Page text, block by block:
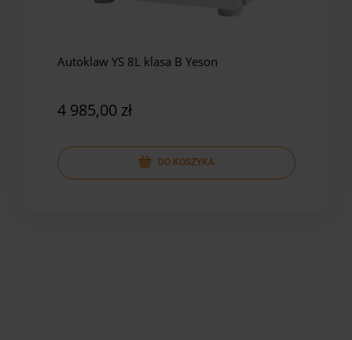
Autoklaw YS 8L klasa B Yeson
4 985,00 zł
DO KOSZYKA